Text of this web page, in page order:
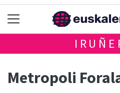
Metropoli